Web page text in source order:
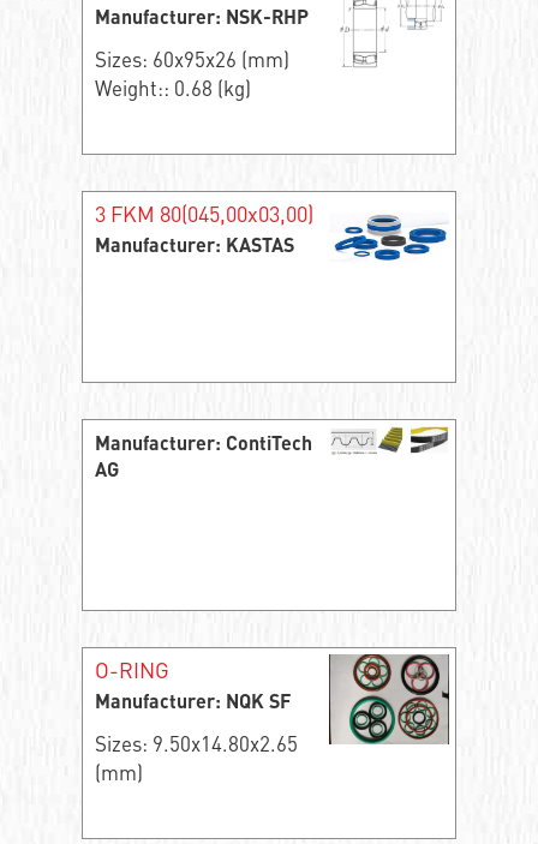
Manufacturer: NSK-RHP
Sizes: 60x95x26 (mm)
Weight:: 0.68 (kg)
3 FKM 80(045,00x03,00)
Manufacturer: KASTAS
Manufacturer: ContiTech
AG
O-RING
Manufacturer: NQK SF
Sizes: 9.50x14.80x2.65
(mm)